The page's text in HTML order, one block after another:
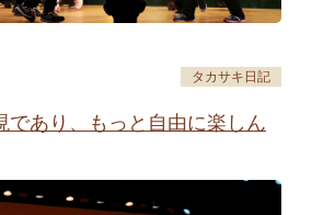
タカサキ日記
であり、もっと自由に楽しん